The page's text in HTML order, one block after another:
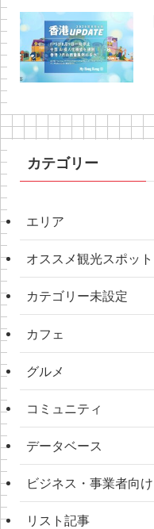
カテゴリー
エリア
オススメ観光スポット
カテゴリー未設定
カフェ
グルメ
コミュニティ
データベース
ビジネス・事業者向け
リスト記事